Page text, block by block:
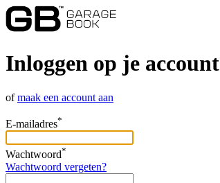
Inloggen op je account
ofmaak een account aan
E-mailadres*
Wachtwoord*
Wachtwoord vergeten?